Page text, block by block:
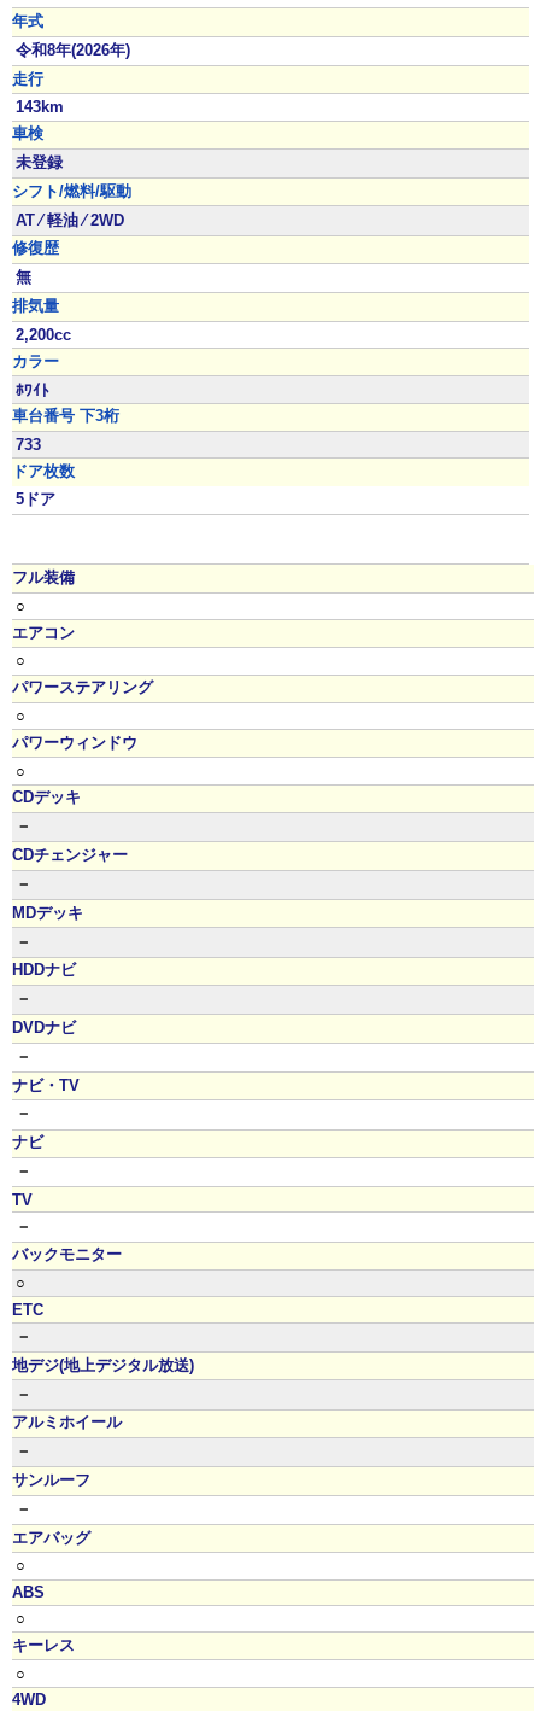
年式
令和8年(2026年)
走行
143km
車検
未登録
シフト/燃料/駆動
AT ⁄ 軽油 ⁄ 2WD
修復歴
無
排気量
2,200cc
カラー
ﾎﾜｲﾄ
車台番号 下3桁
733
ドア枚数
5ドア
フル装備
○
エアコン
○
パワーステアリング
○
パワーウィンドウ
○
CDデッキ
－
CDチェンジャー
－
MDデッキ
－
HDDナビ
－
DVDナビ
－
ナビ・TV
－
ナビ
－
TV
－
バックモニター
○
ETC
－
地デジ(地上デジタル放送)
－
アルミホイール
－
サンルーフ
－
エアバッグ
○
ABS
○
キーレス
○
4WD